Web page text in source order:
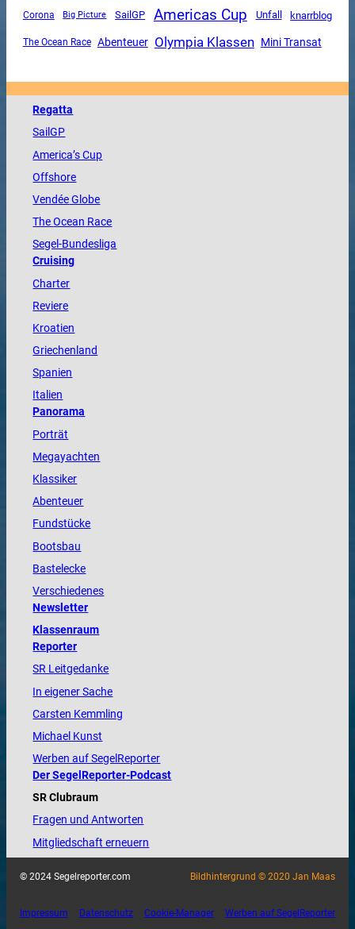
Corona Big Picture SailGP Americas Cup Unfall knarrblog
The Ocean Race Abenteuer Olympia Klassen Mini Transat
Regatta
SailGP
America’s Cup
Offshore
VendéeGlobe
TheOcean Race
Segel-Bundesliga
Cruising
Charter
Reviere
Kroatien
Griechenland
Spanien
Italien
Panorama
Porträt
Megayachten
Klassiker
Abenteuer
Fundstücke
Bootsbau
Bastelecke
Verschiedenes
Newsletter
Klassenraum
Reporter
SR Leitgedanke
In eigener Sache
Carsten Kemmling
Michael Kunst
Werben auf SegelReporter
Der SegelReporter-Podcast
SR Clubraum
Fragen und Antworten
Mitgliedschaft erneuern
© 2024 Segelreporter.com Bildhintergrund © 2020 Jan Maas
Impressum Datenschutz Cookie-Manager Werben auf SegelReporter